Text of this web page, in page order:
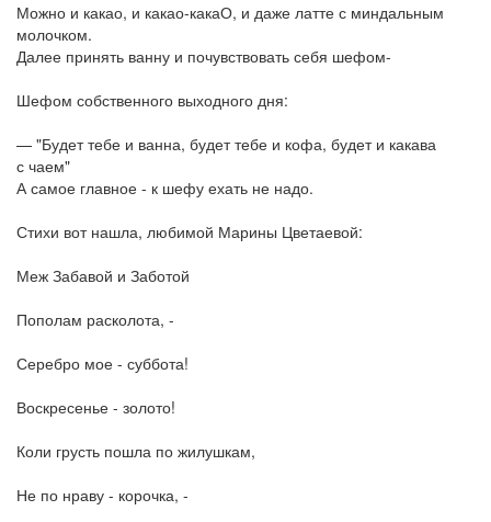
Можно и какао, и какао-какаО, и даже латте с миндальным
молочком.
Далее принять ванну и почувствовать себя шефом-
Шефом собственного выходного дня:
— "Будет тебе и ванна, будет тебе и кофа, будет и какава
с чаем"
А самое главное - к шефу ехать не надо.
Стихи вот нашла, любимой Марины Цветаевой:
Меж Забавой и Заботой
Пополам расколота, -
Серебро мое - суббота!
Воскресенье - золото!
Коли грусть пошла по жилушкам,
Не по нраву - корочка, -